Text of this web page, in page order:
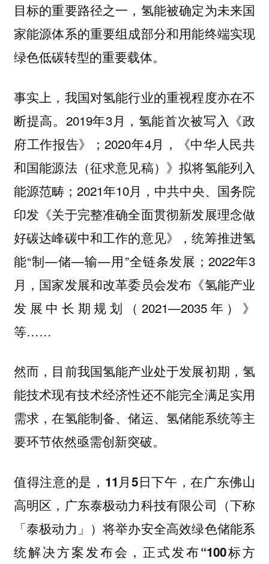
目标的重要路径之一， 氢能被确定为未来国
家能源体系的重要组成部分和用能终端实现
绿色低碳转型的重要载体。
事实上，我国对氢能行业的重视程度亦在不
断提高。2019年3月，氢能首次被写入《政
府工作报告》；2020年4月，《中华人民共
和国能源法（征求意见稿）》拟将氢能列入
能源范畴；2021年10月，中共中央、国务院
印发《关于完整准确全面贯彻新发展理念做
好碳达峰碳中和工作的意见》，统筹推进氢
能“制—储—输—用”全链条发展；2022年3
月，国家发展和改革委员会发布《氢能产业
发展中长期规划（2021—2035年）》
等……
然而，目前我国氢能产业处于发展初期，氢
能技术现有技术经济性还不能完全满足实用
需求，在氢能制备、储运、氢储能系统等主
要环节依然亟需创新突破。
值得注意的是， 11月5日下午，在广东佛山
高明区，广东泰极动力科技有限公司（下称
「泰极动力」）将举办安全高效绿色储能系
统解决方案发布会，正式发布“100标方